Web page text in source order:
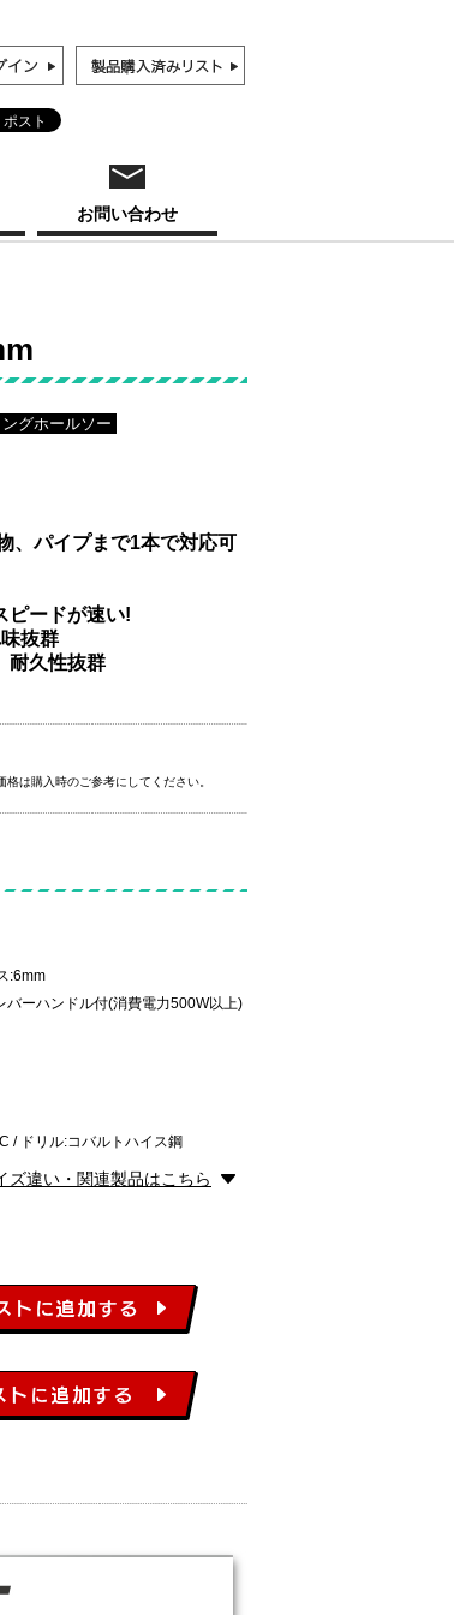
お問い合わせ
グホールソー
、パイプまで1本で対応可
ピードが速い!
抜群
耐久性抜群
は購入時のご参考にしてください。
:6mm
ーハンドル付(消費電力500W以上)
/ ドリル:コバルトハイス鋼
ズ違い・関連製品はこちら